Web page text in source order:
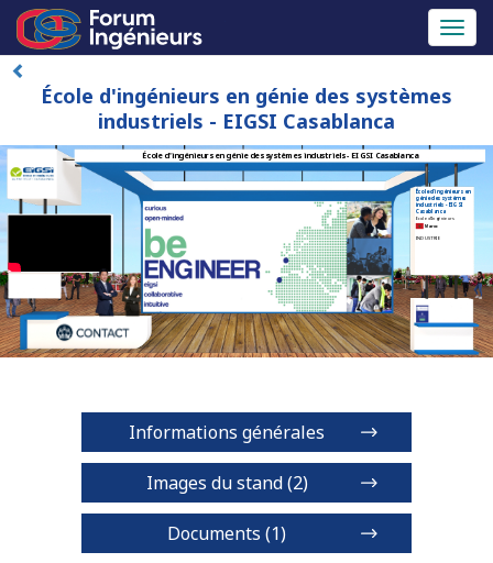
École d'ingénieurs en génie des systèmes
industriels - EIGSI Casablanca
École d'ingénieurs en génie des systèmes industriels - EIGSI Casablanca
École d'ingénieurs en
génie des systèmes
industriels - EIGSI
Casablanca
Ecole d'Ingénieurs
Maroc
INDUSTRIE
Informations générales
Images du stand (2)
Documents (1)